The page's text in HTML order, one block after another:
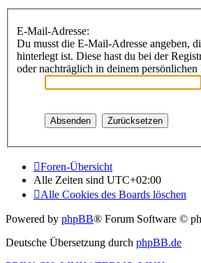
E-Mail-Adresse:
Du musst die E-Mail-Adresse angeben,
hinterlegt ist. Diese hast du bei der
oder nachträglich in deinem persönlichen
Foren-Übersicht
Alle Zeiten sind UTC+02:00
Alle Cookies des Boards löschen
Powered by phpBB® Forum Software ©
Deutsche Übersetzung durch phpBB.de